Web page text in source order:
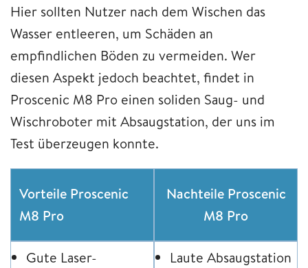
Hier sollten Nutzer nach dem Wischen das
Wasser entleeren, um Schäden an
empfindlichen Böden zu vermeiden. Wer
diesen Aspekt jedoch beachtet, findet in
Proscenic M8 Pro einen soliden Saug- und
Wischroboter mit Absaugstation, der uns im
Test überzeugen konnte.
Vorteile Proscenic
M8 Pro
Nachteile Proscenic
M8 Pro
Gute Laser-
Laute Absaugstation